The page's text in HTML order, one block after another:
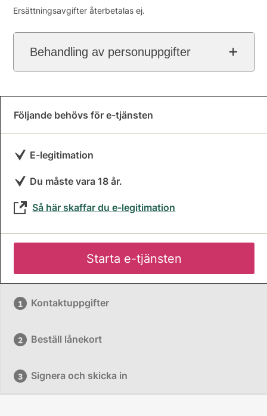
Ersättningsavgifter återbetalas ej.
Behandling av personuppgifter
Följande behövs för e-tjänsten
E-legitimation
Du måste vara 18 år.
Så här skaffar du e-legitimation
Starta e-tjänsten
Kontaktuppgifter
Beställ lånekort
Signera och skicka in